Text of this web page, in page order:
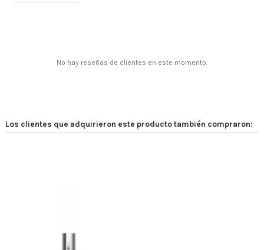
No hay reseñas de clientes en este momento.
Los clientes que adquirieron este producto también compraron: